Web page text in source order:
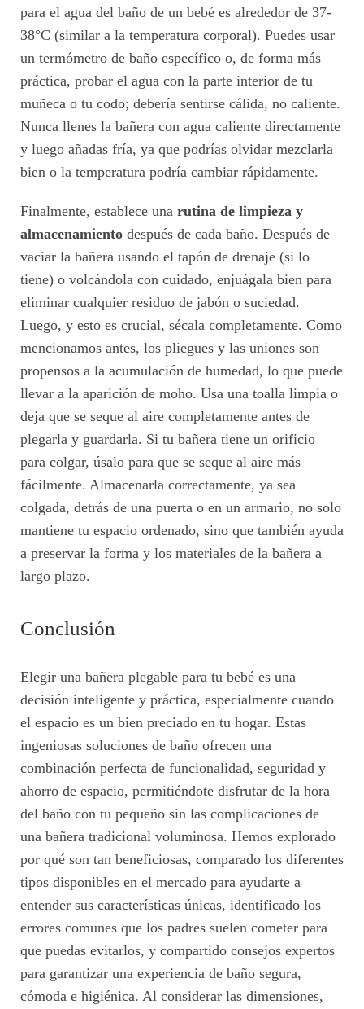
para el agua del baño de un bebé es alrededor de 37-
38°C (similar a la temperatura corporal). Puedes usar
un termómetro de baño específico o, de forma más
práctica, probar el agua con la parte interior de tu
muñeca o tu codo; debería sentirse cálida, no caliente.
Nunca llenes la bañera con agua caliente directamente
y luego añadas fría, ya que podrías olvidar mezclarla
bien o la temperatura podría cambiar rápidamente.
Finalmente, establece una rutina de limpieza y
almacenamiento después de cada baño. Después de
vaciar la bañera usando el tapón de drenaje (si lo
tiene) o volcándola con cuidado, enjuágala bien para
eliminar cualquier residuo de jabón o suciedad.
Luego, y esto es crucial, sécala completamente. Como
mencionamos antes, los pliegues y las uniones son
propensos a la acumulación de humedad, lo que puede
llevar a la aparición de moho. Usa una toalla limpia o
deja que se seque al aire completamente antes de
plegarla y guardarla. Si tu bañera tiene un orificio
para colgar, úsalo para que se seque al aire más
fácilmente. Almacenarla correctamente, ya sea
colgada, detrás de una puerta o en un armario, no solo
mantiene tu espacio ordenado, sino que también ayuda
a preservar la forma y los materiales de la bañera a
largo plazo.
Conclusión
Elegir una bañera plegable para tu bebé es una
decisión inteligente y práctica, especialmente cuando
el espacio es un bien preciado en tu hogar. Estas
ingeniosas soluciones de baño ofrecen una
combinación perfecta de funcionalidad, seguridad y
ahorro de espacio, permitiéndote disfrutar de la hora
del baño con tu pequeño sin las complicaciones de
una bañera tradicional voluminosa. Hemos explorado
por qué son tan beneficiosas, comparado los diferentes
tipos disponibles en el mercado para ayudarte a
entender sus características únicas, identificado los
errores comunes que los padres suelen cometer para
que puedas evitarlos, y compartido consejos expertos
para garantizar una experiencia de baño segura,
cómoda e higiénica. Al considerar las dimensiones,